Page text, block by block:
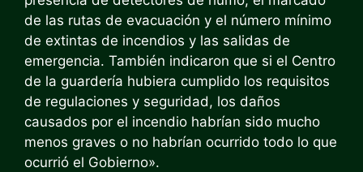
de las rutas de evacuación y el número mínimo
de extintas de incendios y las salidas de
emergencia. También indicaron que si el Centro
de la guardería hubiera cumplido los requisitos
de regulaciones y seguridad, los daños
causados por el incendio habrían sido mucho
menos graves o no habrían ocurrido todo lo que
ocurrió el Gobierno».